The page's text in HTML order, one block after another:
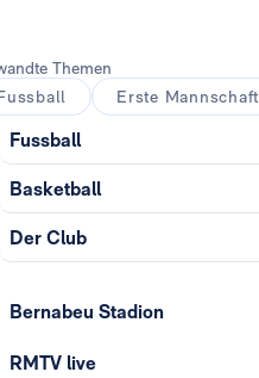
Themen
Erste Mannschaft
Fussball
Basketball
Der Club
Bernabeu Stadion
RMTV live